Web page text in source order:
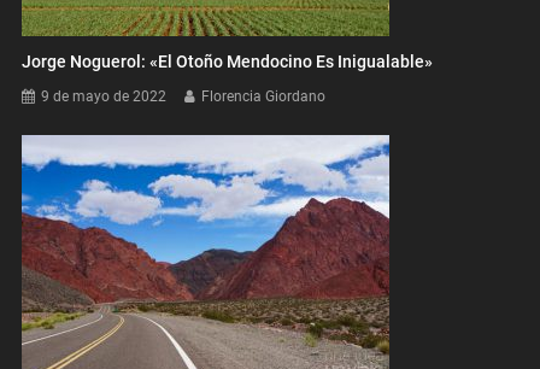
Jorge Noguerol: «El Otoño Mendocino Es Inigualable»
9 de mayo de 2022 Florencia Giordano